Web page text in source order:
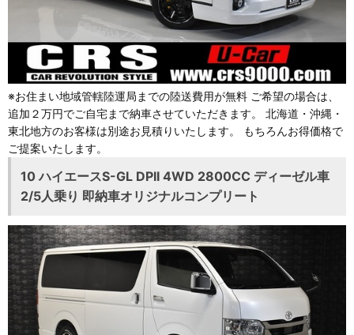
※お住まい地域管轄陸運局までの陸送費用が無料 ご希望の場合は、
追加２万円でご自宅まで納車させていただきます。 北海道・沖縄・
東北地方のお客様は別途お見積りいたします。 もちろんお得価格で
ご提案いたします。
10 ハイエースS-GL DPII 4WD 2800CC ディーゼル車
2/5人乗り 即納車オリジナルコンプリート